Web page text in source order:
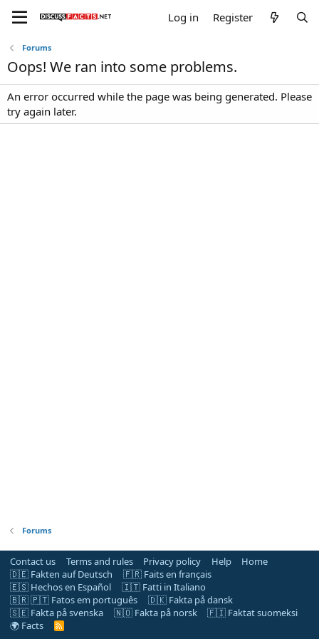
Log in Register
Forums
Oops! We ran into some problems.
An error occurred while the page was being generated. Please
try again later.
Forums
Contact us Terms and rules Privacy policy Help
Home
🇩🇪 Fakten auf Deutsch
🇫🇷 Faits en français
🇪🇸 Hechos en Español
🇮🇹 Fatti in Italiano
🇧🇷 🇵🇹 Fatos em português
🇩🇰 Fakta på dansk
🇸🇪 Fakta på svenska
🇳🇴 Fakta på norsk
🇫🇮 Faktat suomeksi
🌍 Facts
R